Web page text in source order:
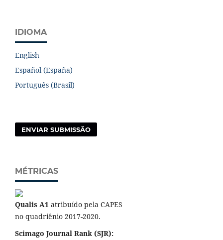
IDIOMA
English
Español (España)
Português (Brasil)
ENVIAR SUBMISSÃO
MÉTRICAS
Qualis A1 atribuído pela CAPES
no quadriênio 2017-2020.
Scimago Journal Rank (SJR):